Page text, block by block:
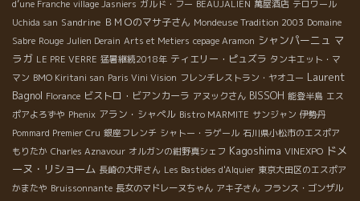
d’une Franche village Jasniers ガルド・フー BEAUJALIEN 萬屋酒店 テロワール
Uchida san Sandrine ＢＭＯのマサ子さん Mondeuse Tradition 2003 Domaine
Sabre Rouge Julien Derain Arts et Metiers cepage Aramon シャンパーニュ マ
ラガ LE PRE VERRE 猛暑継続2018年 ティエリー・ピュズラ タンキエット・マ
マン BMO Kiritani san Paris Vini Vision フレンチレストラン・ヤオユー Laurent
Bagnol Florance ビストロ・ビアンカーラ アヌックさん BISSOH 能登半島 エス
ポアよろずや Phenix アラン・シャペル Bistro MARMITE サンジャン 伊勢丹
Pommard Premier Cru 銀座フレンチ シャトー・ラゲール 石川県小松市のエスポア
もりたか Charles Aznavour オルガンの紺野真シェフ Kagoshima VINEXPO ドメ
ーヌ・リショーム 長崎の大坪さん Les Bastides d'Alquier 東京大田区のエスポア
かまたや Bruissonnante 長女のマドレーヌちゃん アキ子さん フランス・ゴンザル